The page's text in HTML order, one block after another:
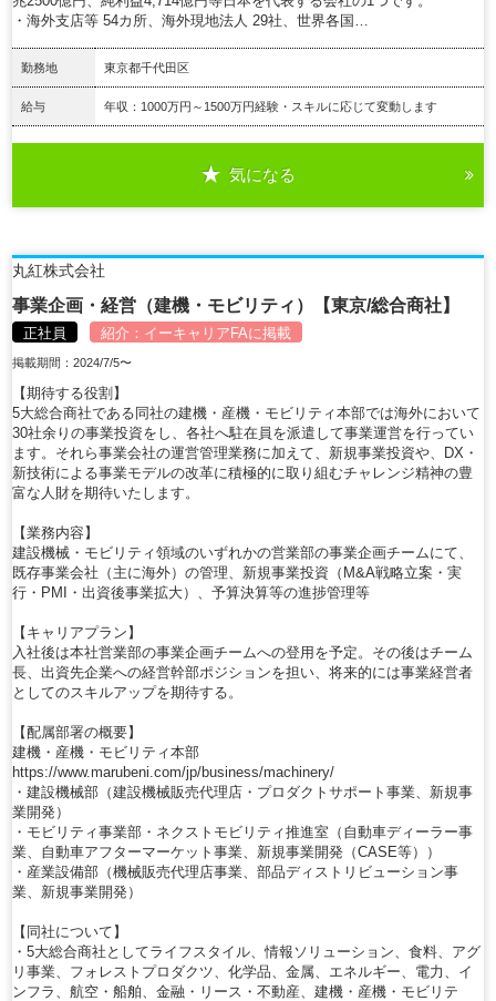
・海外支店等 54カ所、海外現地法人 29社、世界各国…
勤務地 東京都千代田区
給与 年収：1000万円～1500万円経験・スキルに応じて変動します
気になる
丸紅株式会社
事業企画・経営（建機・モビリティ）【東京/総合商社】
正社員 紹介： イーキャリアFAに掲載
掲載期間：2024/7/5〜
【期待する役割】
5大総合商社である同社の建機・産機・モビリティ本部では海外において
30社余りの事業投資をし、各社へ駐在員を派遣して事業運営を行ってい
ます。それら事業会社の運営管理業務に加えて、新規事業投資や、DX・
新技術による事業モデルの改革に積極的に取り組むチャレンジ精神の豊
富な人財を期待いたします。
【業務内容】
建設機械・モビリティ領域のいずれかの営業部の事業企画チームにて、
既存事業会社（主に海外）の管理、新規事業投資（M&A戦略立案・実
行・PMI・出資後事業拡大）、予算決算等の進捗管理等
【キャリアプラン】
入社後は本社営業部の事業企画チームへの登用を予定。その後はチーム
長、出資先企業への経営幹部ポジションを担い、将来的には事業経営者
としてのスキルアップを期待する。
【配属部署の概要】
建機・産機・モビリティ本部
https://www.marubeni.com/jp/business/machinery/
・建設機械部（建設機械販売代理店・プロダクトサポート事業、新規事
業開発）
・モビリティ事業部・ネクストモビリティ推進室（自動車ディーラー事
業、自動車アフターマーケット事業、新規事業開発（CASE等））
・産業設備部（機械販売代理店事業、部品ディストリビューション事
業、新規事業開発）
【同社について】
・5大総合商社としてライフスタイル、情報ソリューション、食料、アグ
リ事業、フォレストプロダクツ、化学品、金属、エネルギー、電力、イ
ンフラ、航空・船舶、金融・リース・不動産、建機・産機・モビリテ